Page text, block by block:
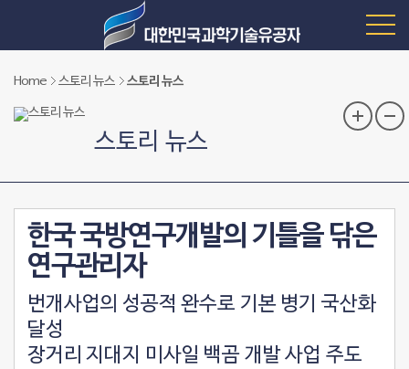
Home 스토리 뉴스 스토리 뉴스
스토리 뉴스
한국 국방연구개발의 기틀을 닦은
연구관리자
번개사업의 성공적 완수로 기본 병기 국산화
달성
장거리 지대지 미사일 백곰 개발 사업 주도